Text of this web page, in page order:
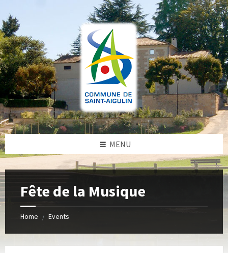
content
left
sidebar
footer
MENU
Fête de la Musique
Home / Events